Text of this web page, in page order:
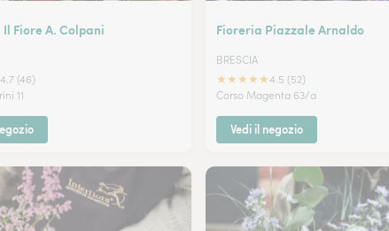
Fiore A. Colpani
4.7 (46)
11
Fioreria Piazzale Arnaldo
BRESCIA
★★★★★4.5 (52)
Corso Magenta 63/a
Vedi il negozio